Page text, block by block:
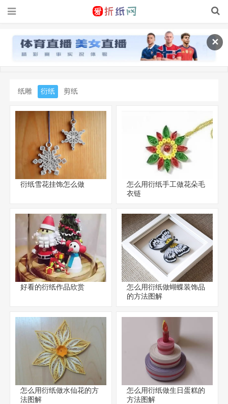
✕
纸雕 衍纸 剪纸
衍纸雪花挂饰怎么做
怎么用衍纸手工做花朵毛
衣链
好看的衍纸作品欣赏
怎么用衍纸做蝴蝶装饰品
的方法图解
怎么用衍纸做水仙花的方
法图解
怎么用衍纸做生日蛋糕的
方法图解